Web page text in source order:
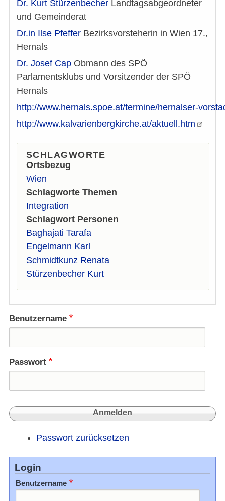
Dr. Kurt Stürzenbecher Landtagsabgeordneter
und Gemeinderat
Dr.in Ilse Pfeffer Bezirksvorsteherin in Wien 17.,
Hernals
Dr. Josef Cap Obmann des SPÖ
Parlamentsklubs und Vorsitzender der SPÖ
Hernals
http://www.hernals.spoe.at/termine/hernalser-
http://www.kalvarienbergkirche.at/aktuell.htm
SCHLAGWORTE
Ortsbezug
Wien
Schlagworte Themen
Integration
Schlagwort Personen
Baghajati Tarafa
Engelmann Karl
Schmidtkunz Renata
Stürzenbecher Kurt
Benutzername
Passwort
Passwort zurücksetzen
Login
Benutzername